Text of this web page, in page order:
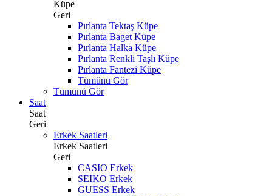
Küpe
Geri
Pırlanta Tektaş Küpe
Pırlanta Baget Küpe
Pırlanta Halka Küpe
Pırlanta Renkli Taşlı Küpe
Pırlanta Fantezi Küpe
Tümünü Gör
Tümünü Gör
Saat
Saat
Geri
Erkek Saatleri
Erkek Saatleri
Geri
CASIO Erkek
SEIKO Erkek
GUESS Erkek